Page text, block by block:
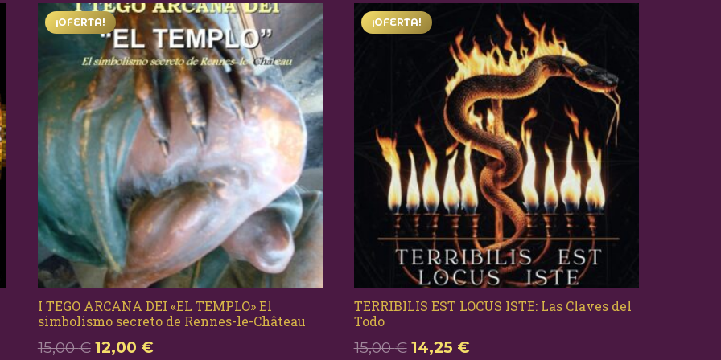
¡OFERTA!
I TEGO ARCANA DEI «EL TEMPLO» El
simbolismo secreto de Rennes-le-Château
15,00€ El
12,00 €El
¡OFERTA!
TERRIBILIS EST LOCUS ISTE: Las Claves del
Todo
15,00€ El
14,25 €El